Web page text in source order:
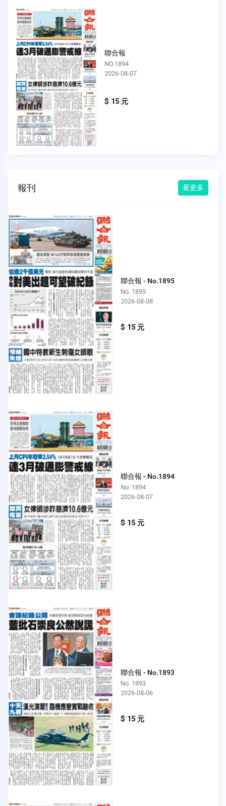
聯合報
NO.1893
2026-08-06
$ 15 元
報刊 看更多
聯合報 - No.1895
No. 1895
2026-08-08
$ 15 元
聯合報 - No.1894
No. 1894
2026-08-07
$ 15 元
聯合報 - No.1893
No. 1893
2026-08-06
$ 15 元